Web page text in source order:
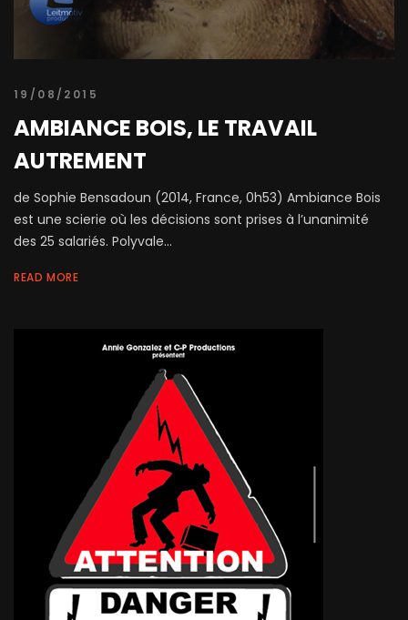
19/08/2015
AMBIANCE BOIS, LE TRAVAIL
AUTREMENT
de Sophie Bensadoun (2014, France, 0h53) Ambiance Bois
est une scierie où les décisions sont prises à l’unanimité
des 25 salariés. Polyvale...
READ MORE